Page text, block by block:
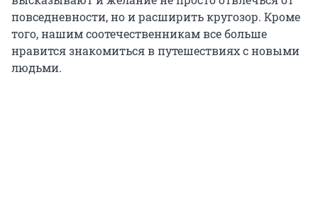
повседневности, но и расширить кругозор. Кроме
того, нашим соотечественникам все больше
нравится знакомиться в путешествиях с новыми
людьми.